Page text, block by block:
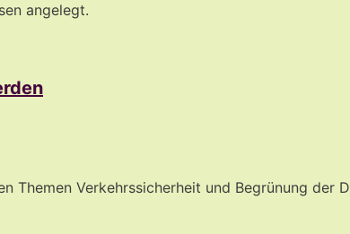
angelegt.
Verkehrssicherheit und Begrünung der